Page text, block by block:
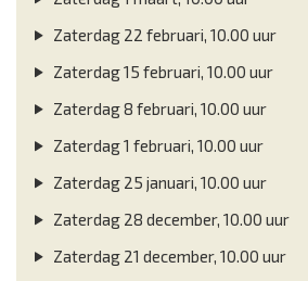
Zaterdag 22 februari, 10.00 uur
Zaterdag 15 februari, 10.00 uur
Zaterdag 8 februari, 10.00 uur
Zaterdag 1 februari, 10.00 uur
Zaterdag 25 januari, 10.00 uur
Zaterdag 28 december, 10.00 uur
Zaterdag 21 december, 10.00 uur